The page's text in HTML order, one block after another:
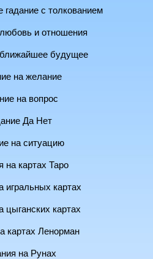
гадание с толкованием
и отношения
ближайшее будущее
на желание
на вопрос
Да Нет
на ситуацию
на картах Таро
игральных картах
цыганских картах
картах Ленорман
на Рунах